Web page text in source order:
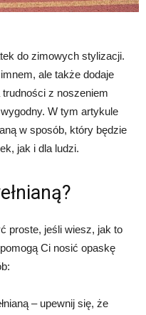
do zimowych stylizacji.
ale także dodaje
z noszeniem
W tym artykule
w sposób, który będzie
jak i dla ludzi.
proste, jeśli wiesz, jak to
Ci nosić opaskę
– upewnij się, że